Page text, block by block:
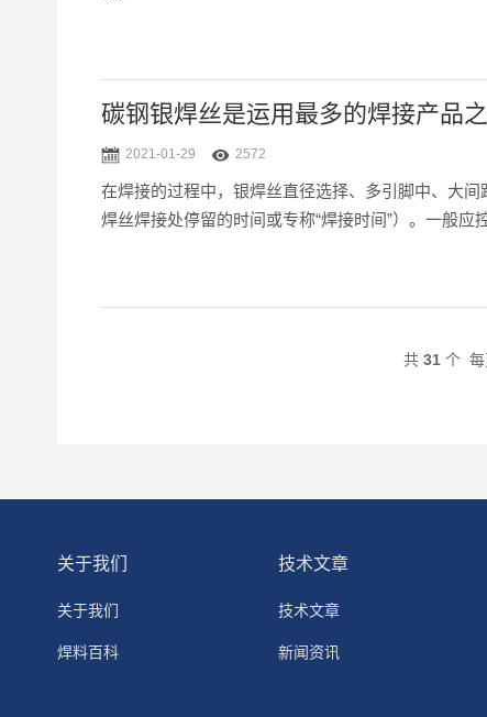
碳钢银焊丝是运用最多的焊接产品
2021-01-29 2572
在焊接的过程中，银焊丝直径选择、多引脚中、大
焊丝焊接处停留的时间或专称“焊接时间”）。一般
共 31个 每
关于我们
关于我们
焊料百科
技术文章
技术文章
新闻资讯